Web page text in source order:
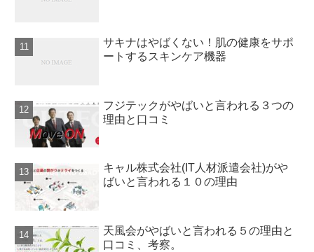
サキナはやばくない！肌の健康をサポ
ートするスキンケア機器
フジテックがやばいと言われる３つの
理由と口コミ
キャル株式会社(IT人材派遣会社)がや
ばいと言われる１０の理由
天風会がやばいと言われる５の理由と
口コミ、考察。